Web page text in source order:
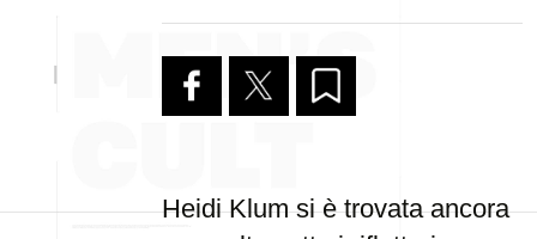
Heidi Klum si è trovata ancora